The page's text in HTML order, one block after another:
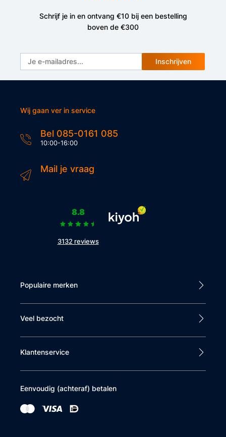
Schrijf je in en ontvang €10 bij een bestelling
boven de €300
Inschrijven
Wij gaan ver in service
Bel 085-0161 085
10:00-16:00
Mail je vraag
8.8
3132 reviews
Populaire merken
Veel bezocht
Klantenservice
Eenvoudig (achteraf) betalen